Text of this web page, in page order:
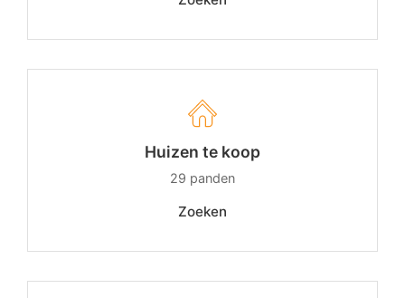
Huizen te koop
29 panden
Zoeken